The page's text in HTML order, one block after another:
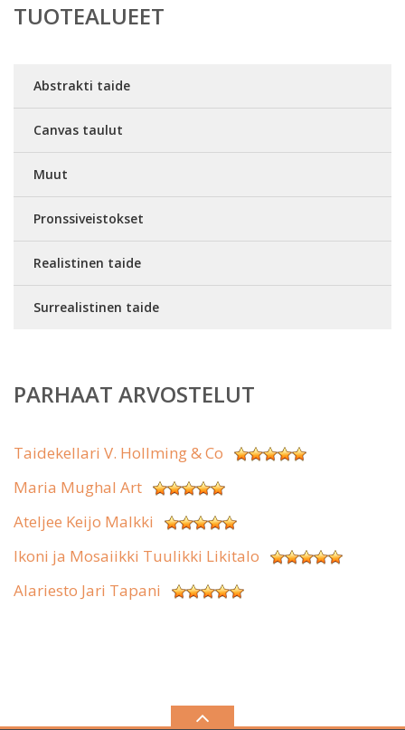
TUOTEALUEET
Abstrakti taide
Canvas taulut
Muut
Pronssiveistokset
Realistinen taide
Surrealistinen taide
PARHAAT ARVOSTELUT
Taidekellari V. Hollming & Co
Maria Mughal Art
Ateljee Keijo Malkki
Ikoni ja Mosaiikki Tuulikki Likitalo
Alariesto Jari Tapani